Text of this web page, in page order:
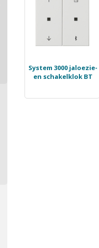
System 3000 jaloezie-
en schakelklok BT